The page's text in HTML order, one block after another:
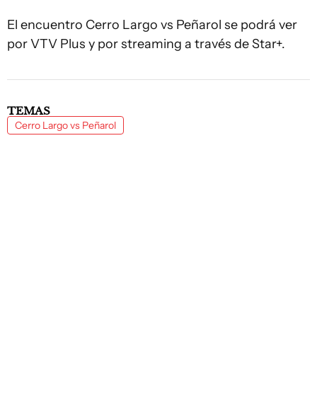
El encuentro Cerro Largo vs Peñarol se podrá ver
por VTV Plus y por streaming a través de Star+.
TEMAS
Cerro Largo vs Peñarol